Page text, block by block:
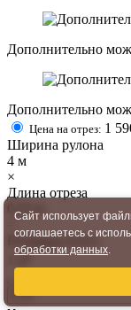
Дополнительно
Дополнительно
Цена на отрез: 1
Ширина рулона
4 м
×
Длина отреза
0.25м
Площадь итого
2
Сайт использует
соглашаетесь с
обработки данных.